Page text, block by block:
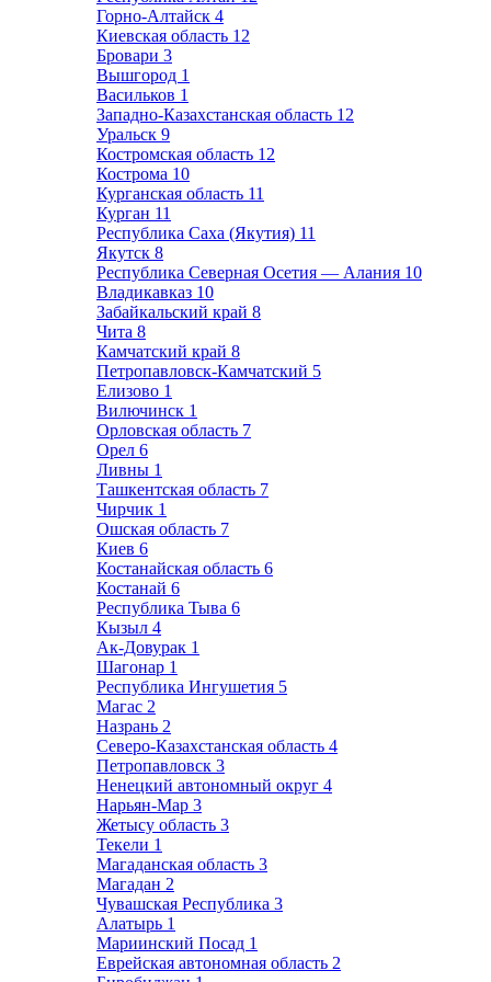
Горно-Алтайск 4
Киевская область 12
Бровари 3
Вышгород 1
Васильков 1
Западно-Казахстанская область 12
Уральск 9
Костромская область 12
Кострома 10
Курганская область 11
Курган 11
Республика Саха (Якутия) 11
Якутск 8
Республика Северная Осетия — Алания 10
Владикавказ 10
Забайкальский край 8
Чита 8
Камчатский край 8
Петропавловск-Камчатский 5
Елизово 1
Вилючинск 1
Орловская область 7
Орел 6
Ливны 1
Ташкентская область 7
Чирчик 1
Ошская область 7
Киев 6
Костанайская область 6
Костанай 6
Республика Тыва 6
Кызыл 4
Ак-Довурак 1
Шагонар 1
Республика Ингушетия 5
Магас 2
Назрань 2
Северо-Казахстанская область 4
Петропавловск 3
Ненецкий автономный округ 4
Нарьян-Мар 3
Жетысу область 3
Текели 1
Магаданская область 3
Магадан 2
Чувашская Республика 3
Алатырь 1
Мариинский Посад 1
Еврейская автономная область 2